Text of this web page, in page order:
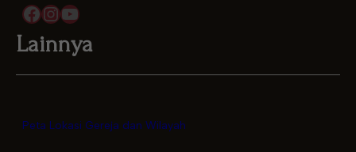
Facebook
Instagram
YouTube
Lainnya
Peta Lokasi Gereja dan Wilayah